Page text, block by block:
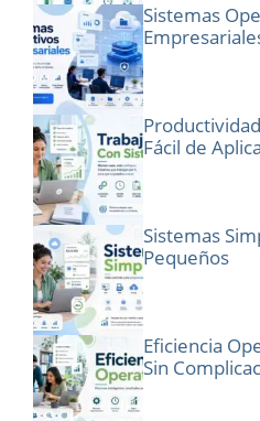
Sistemas
Fácil de
Sistemas
Pequeños
Eficiencia
Sin